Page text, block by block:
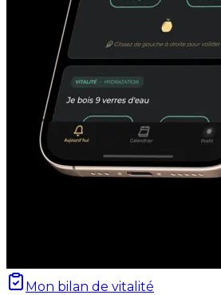
Mon bilan de vitalité